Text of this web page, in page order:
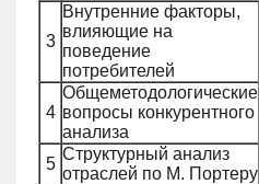
3
Внутренние факторы,
влияющие на
поведение
потребителей
4
Общеметодологические
вопросы конкурентного
анализа
5
Структурный анализ
отраслей по М. Портеру